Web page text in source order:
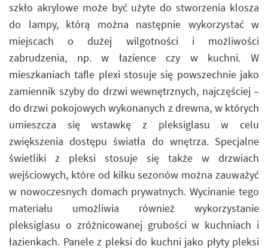
szkło akrylowe może być użyte do stworzenia klosza
do lampy, którą można następnie wykorzystać w
miejscach o dużej wilgotności i możliwości
zabrudzenia, np. w łazience czy w kuchni. W
mieszkaniach tafle plexi stosuje się powszechnie jako
zamiennik szyby do drzwi wewnętrznych, najczęściej –
do drzwi pokojowych wykonanych z drewna, w których
umieszcza się wstawkę z pleksiglasu w celu
zwiększenia dostępu światła do wnętrza. Specjalne
świetliki z pleksi stosuje się także w drzwiach
wejściowych, które od kilku sezonów można zauważyć
w nowoczesnych domach prywatnych. Wycinanie tego
materiału umożliwia również wykorzystanie
pleksiglasu o zróżnicowanej grubości w kuchniach i
łazienkach. Panele z pleksi do kuchni jako płyty pleksi